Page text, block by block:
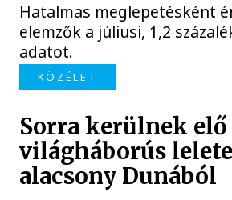
Hatalmas meglepetésként
elemzők a júliusi, 1,2
adatot.
KÖZÉLET
Sorra kerülnek elő
világháborús
alacsony Dunából